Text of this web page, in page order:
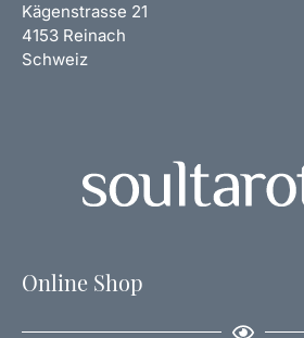
Kägenstrasse 21
4153 Reinach
Schweiz
Online Shop